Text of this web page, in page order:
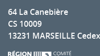
64 La Canebière
CS 10009
13231 MARSEILLE